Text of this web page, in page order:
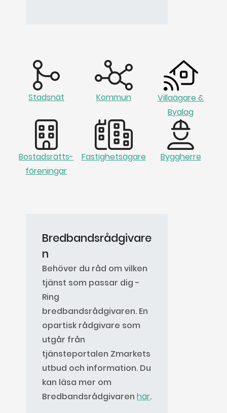
Stadsnät Kommun
Villaägare &
Byalag
Bostadsrätts-
föreningar
Fastighetsägare Byggherre
Bredbandsrådgivare
n
Behöver du råd om vilken
tjänst som passar dig -
Ring
bredbandsrådgivaren. En
opartisk rådgivare som
utgår från
tjänsteportalen Zmarkets
utbud och information. Du
kan läsa mer om
Bredbandsrådgivaren här.